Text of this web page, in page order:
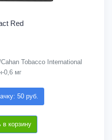
Red
Tobacco International
0,6 мг
50 руб.
в корзину